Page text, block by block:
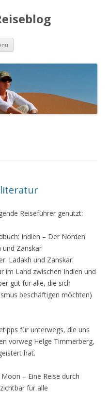
Springe
Inhalt
Reiseführer genutzt:
Indien – Der Norden
und Zanskar
Ladakh und Zanskar:
im Land zwischen Indien und
gut für alle, die sich
beschäftigen möchten)
für unterwegs, die uns
vorweg Helge Timmerberg,
hat.
– Eine Reise durch
für alle